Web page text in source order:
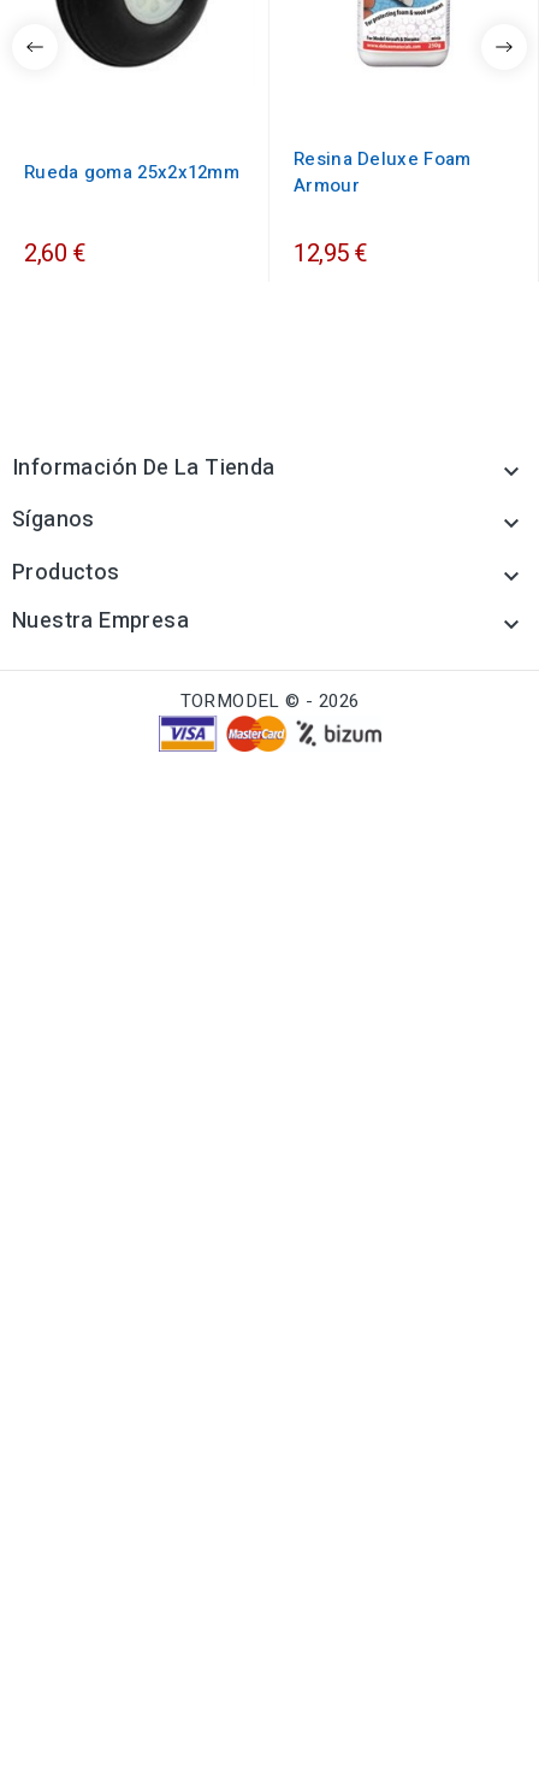
Rueda goma 25x2x12mm
2,60 €
Resina Deluxe Foam
Armour
12,95 €
Información De La Tienda 
Síganos 
Productos 
Nuestra Empresa 
TORMODEL © - 2026